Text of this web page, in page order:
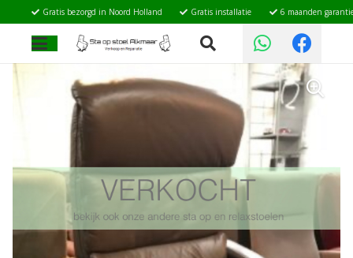
Gratis bezorgd in Noord Holland Gratis installatie 6 maanden